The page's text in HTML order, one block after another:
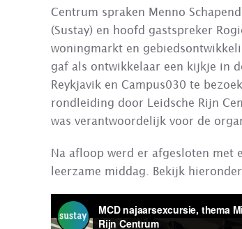
Centrum spraken Menno
(Sustay) en hoofd gastspreker
woningmarkt en
gaf als ontwikkelaar een kijkje in
Reykjavik en Campus030 te
rondleiding door Leidsche Rijn
was verantwoordelijk voor de
Na afloop werd er afgesloten met
leerzame middag. Bekijk